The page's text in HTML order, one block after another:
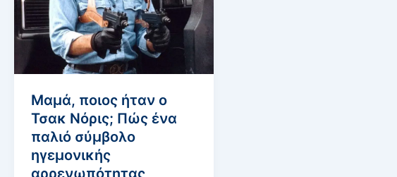
Μαμά, ποιος ήταν ο
Τσακ Νόρις; Πώς ένα
παλιό σύμβολο
ηγεμονικής